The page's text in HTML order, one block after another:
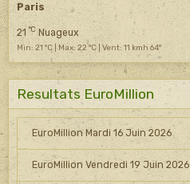
Paris
21 °CNuageux
Min: 21 °C | Max: 22 °C | Vent: 11 kmh 64°
Resultats EuroMillion
EuroMillion Mardi 16 Juin 2026
EuroMillion Vendredi 19 Juin 2026